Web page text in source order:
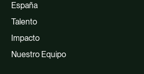
España
Talento
Impacto
Nuestro Equipo